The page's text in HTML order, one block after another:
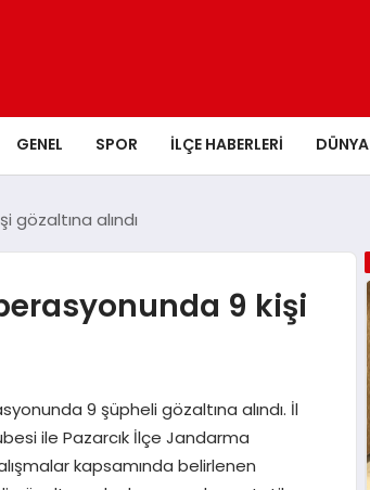
GENEL SPOR İLÇE HABERLERI DÜNYA
alındı
9 kişi
9 şüpheli gözaltına alındı. İl
ile Pazarcık İlçe Jandarma
kapsamında belirlenen